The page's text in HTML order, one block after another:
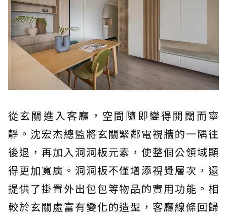
從玄關進入客廳，空間隨即變得開闊而寧
靜。沈宏杰總監將玄關緊鄰電視牆的一隅往
後退，再加入洞洞板元素，使整個公領域顯
得更加寬廣。洞洞板不僅增添視覺層次，還
提供了掛置外出包包等物品的實用功能。相
較於玄關處富有變化的造型，客廳線條回歸